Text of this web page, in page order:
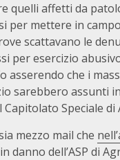
quelli affetti da
per mettere in
scattavano le
per esercizio
asserendo che i
sarebbero assunti
Speciale di
mezzo mail che
danno dell’ASP di